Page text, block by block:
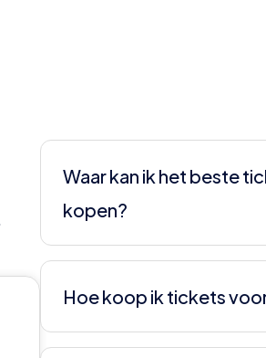
Waar kan ik het beste
kopen?
Wij raden aan om je tickets
ons ben je zeker van echte
zijn altijd concurrerend.
Hoe koop ik tickets
Het is het gemakkelijkst om